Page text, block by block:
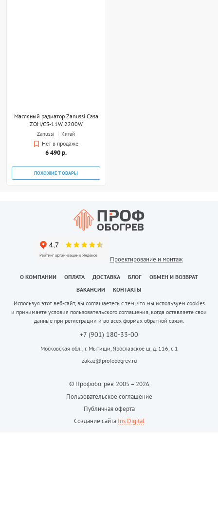
Масляный радиатор Zanussi Casa
ZOH/CS-11W 2200W
Zanussi
Китай
Нет в продаже
6 490 р.
ПОХОЖИЕ ТОВАРЫ
Проектирование и монтаж
О КОМПАНИИ ОПЛАТА ДОСТАВКА БЛОГ
ОБМЕН И ВОЗВРАТ
ВАКАНСИИ
КОНТАКТЫ
Используя этот веб-сайт, вы соглашаетесь с тем, что мы используем cookies
и принимаете условия пользовательского соглашения, когда оставляете свои
данные при регистрации и во всех формах обратной связи.
+7 (901) 180-33-00
Московская обл., г. Мытищи, Ярославское ш, д. 116, с 1
zakaz@profobogrev.ru
© Профобогрев. 2005 – 2026
Пользовательское соглашение
Публичная оферта
Создание сайта Iris Digital